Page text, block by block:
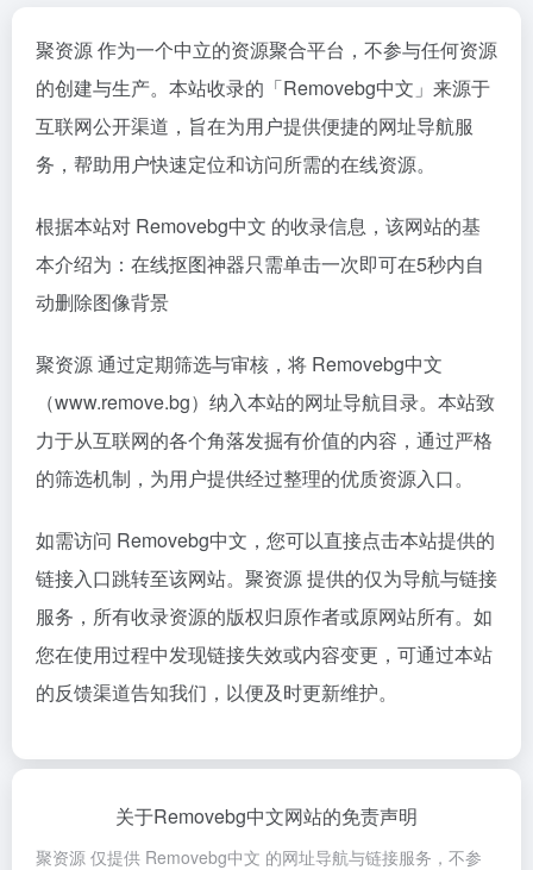
聚资源 作为一个中立的资源聚合平台，不参与任何资源
的创建与生产。本站收录的「Removebg中文」来源于
互联网公开渠道，旨在为用户提供便捷的网址导航服
务，帮助用户快速定位和访问所需的在线资源。
根据本站对 Removebg中文 的收录信息，该网站的基
本介绍为：在线抠图神器只需单击一次即可在5秒内自
动删除图像背景
聚资源 通过定期筛选与审核，将 Removebg中文
（www.remove.bg）纳入本站的网址导航目录。本站致
力于从互联网的各个角落发掘有价值的内容，通过严格
的筛选机制，为用户提供经过整理的优质资源入口。
如需访问 Removebg中文，您可以直接点击本站提供的
链接入口跳转至该网站。聚资源 提供的仅为导航与链接
服务，所有收录资源的版权归原作者或原网站所有。如
您在使用过程中发现链接失效或内容变更，可通过本站
的反馈渠道告知我们，以便及时更新维护。
关于Removebg中文网站的免责声明
聚资源 仅提供 Removebg中文 的网址导航与链接服务，不参